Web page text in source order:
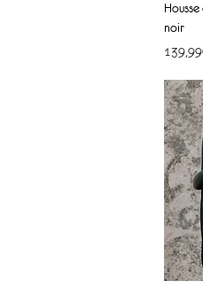
noir
Price